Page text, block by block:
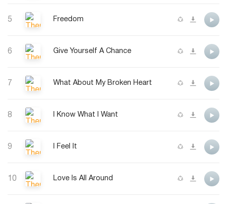
5 Freedom
6 Give Yourself A Chance
7 What About My Broken Heart
8 I Know What I Want
9 I Feel It
10 Love Is All Around